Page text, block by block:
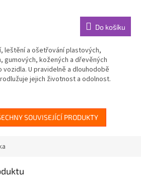
Do košíku
leštění a ošetřování plastových,
gumových, kožených a dřevěných
U pravidelně a dlouhodobě
jejich životnost a odolnost.
SOUVISEJÍCÍ PRODUKTY